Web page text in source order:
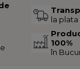
la
100%
în